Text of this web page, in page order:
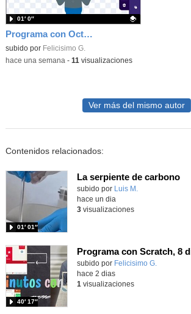
Programa con OctoStudio, un juego homenajeando al House of the dead con Zombies
Contenido educativo.
subido por Felicisimo G.
01′ 0″
-hace una semana - 11 visualizaciones
Ver más del mismo autor
Contenidos relacionados:
La serpiente de carbono
Contenido educativo.
subido por Luis M.
01′ 01″
hace un dia
3visualizaciones
Contenido educativo.
subido por Felicisimo G.
40′ 17″
hace 2 dias
1 visualizaciones